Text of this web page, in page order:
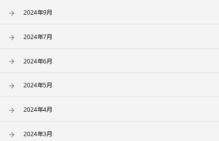
2024年9月
2024年7月
2024年6月
2024年5月
2024年4月
2024年3月